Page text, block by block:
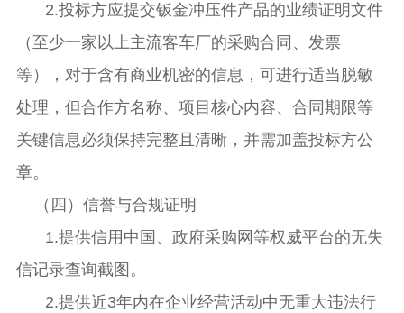
2.投标方应提交钣金冲压件产品的业绩证明文件
（至少一家以上主流客车厂的采购合同、发票
等），对于含有商业机密的信息，可进行适当脱敏
处理，但合作方名称、项目核心内容、合同期限等
关键信息必须保持完整且清晰，并需加盖投标方公
章。
（四）信誉与合规证明
1.提供信用中国、政府采购网等权威平台的无失
信记录查询截图。
2.提供近3年内在企业经营活动中无重大违法行